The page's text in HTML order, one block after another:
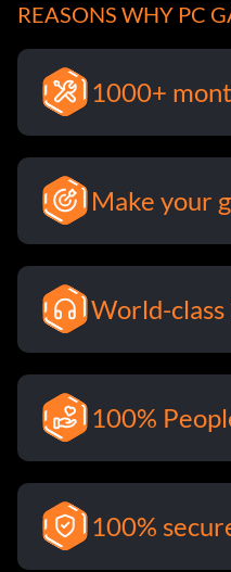
REASONS WHY PC
1000+
Make your
World-
100%
100%